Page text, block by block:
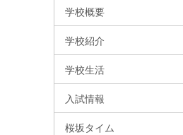
学校概要
学校紹介
学校生活
入試情報
桜坂タイム